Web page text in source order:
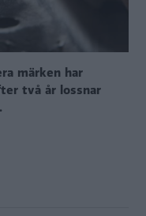
märken har
två år lossnar